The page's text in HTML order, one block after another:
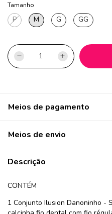
Tamanho
P M G GG
Meios de pagamento
Meios de envio
Descrição
CONTÉM
1 Conjunto Ilusion Danoninho -